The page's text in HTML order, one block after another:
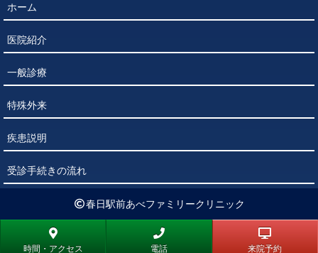
ホーム
医院紹介
一般診療
特殊外来
疾患説明
受診手続きの流れ
春日駅前あべファミリークリニック
時間・アクセス 電話 来院予約